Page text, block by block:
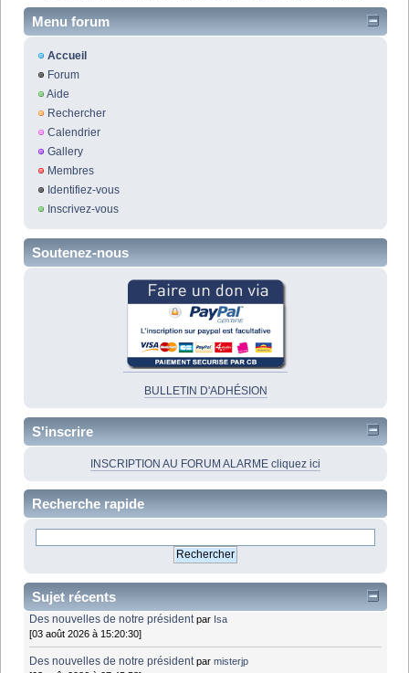
Menu forum
Accueil
Forum
Aide
Rechercher
Calendrier
Gallery
Membres
Identifiez-vous
Inscrivez-vous
Soutenez-nous
BULLETIN D'ADHÉSION
S'inscrire
INSCRIPTION AU FORUM ALARME cliquez ici
Recherche rapide
Sujet récents
Des nouvelles de notre président par Isa
[03 août 2026 à 15:20:30]
Des nouvelles de notre président parmisterjp